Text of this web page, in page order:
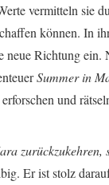
vermitteln sie
können. In
Richtung
Summer in
und
Er ist stolz